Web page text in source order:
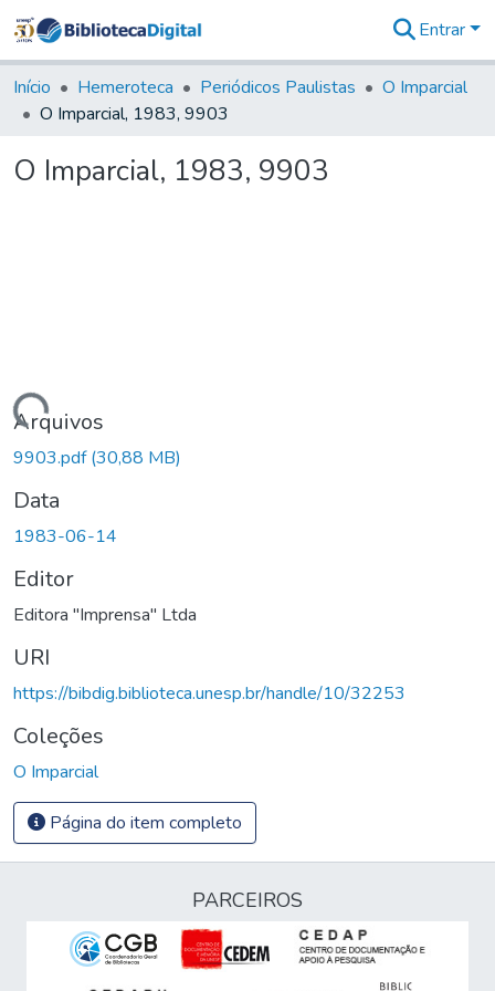
&
Coleções
Tudo na
Digital
Entrar
Início Hemeroteca Periódicos Paulistas
O Imparcial
O Imparcial, 1983, 9903
O Imparcial, 1983, 9903
Carregando...
Arquivos
9903.pdf(30,88 MB)
Data
1983-06-14
Editor
Editora "Imprensa" Ltda
URI
https://bibdig.biblioteca.unesp.br/handle/10/32253
Coleções
O Imparcial
Página do item completo
PARCEIROS